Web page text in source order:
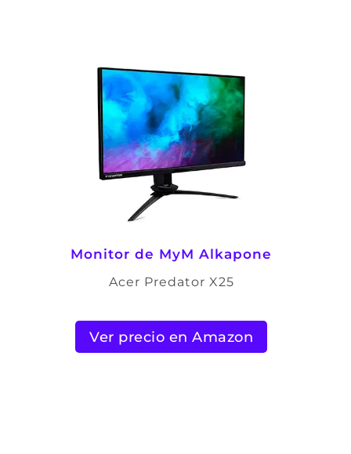
Monitor de MyM Alkapone
Acer Predator X25
Ver precio en Amazon